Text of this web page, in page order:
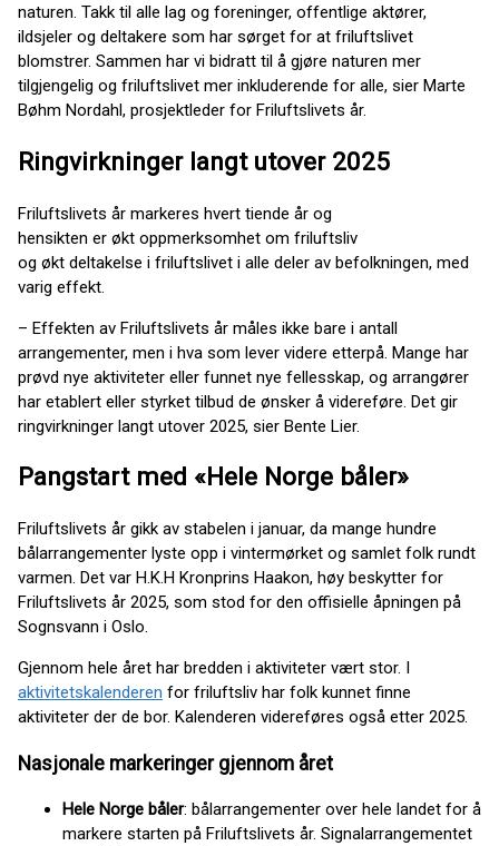
naturen. Takk til alle lag og foreninger, offentlige aktører,
ildsjeler og deltakere som har sørget for at friluftslivet
blomstrer. Sammen har vi bidratt til å gjøre naturen mer
tilgjengelig og friluftslivet mer inkluderende for alle, sier Marte
Bøhm Nordahl, prosjektleder for Friluftslivets år.
Ringvirkninger langt utover 2025
Friluftslivets år markeres hvert tiende år og
hensikten er økt oppmerksomhet om friluftsliv
og økt deltakelse i friluftslivet i alle deler av befolkningen, med
varig effekt.
– Effekten av Friluftslivets år måles ikke bare i antall
arrangementer, men i hva som lever videre etterpå. Mange har
prøvd nye aktiviteter eller funnet nye fellesskap, og arrangører
har etablert eller styrket tilbud de ønsker å videreføre. Det gir
ringvirkninger langt utover 2025, sier Bente Lier.
Pangstart med «Hele Norge båler»
Friluftslivets år gikk av stabelen i januar, da mange hundre
bålarrangementer lyste opp i vintermørket og samlet folk rundt
varmen. Det var H.K.H Kronprins Haakon, høy beskytter for
Friluftslivets år 2025, som stod for den offisielle åpningen på
Sognsvann i Oslo.
Gjennom hele året har bredden i aktiviteter vært stor. I
aktivitetskalenderen for friluftsliv har folk kunnet finne
aktiviteter der de bor. Kalenderen videreføres også etter 2025.
Nasjonale markeringer gjennom året
Hele Norge båler: bålarrangementer over hele landet for å
markere starten på Friluftslivets år. Signalarrangementet